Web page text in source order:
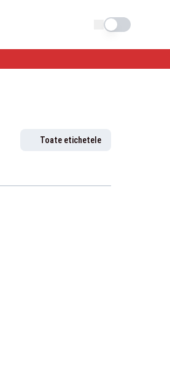
Schimba tema
Toate etichetele